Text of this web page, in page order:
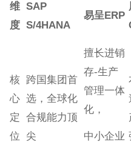
维
度
SAP
S/4HANA
易呈ERP
核
心
定
位
跨国集团首
选，全球化
合规能力顶
尖
擅长进销
存-生产
管理一体
化，
中小企业